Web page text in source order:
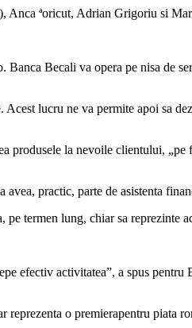
Anca ªoricut, Adrian Grigoriu si
Becali va opera pe nisa de
lucru ne va permite apoi sa
produsele la nevoile clientului,
practic, parte de asistenta
termen lung, chiar sa reprezinte
efectiv activitatea”, a spus
o premierapentru piata